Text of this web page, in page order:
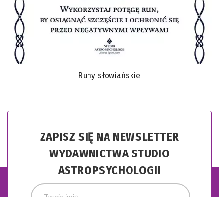
Runy słowiańskie
ZAPISZ SIĘ NA NEWSLETTER
WYDAWNICTWA STUDIO
ASTROPSYCHOLOGII